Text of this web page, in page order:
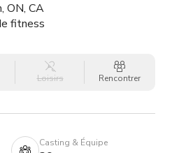
ON, CA
fitness
Loisirs Rencontrer
Casting & Équipe